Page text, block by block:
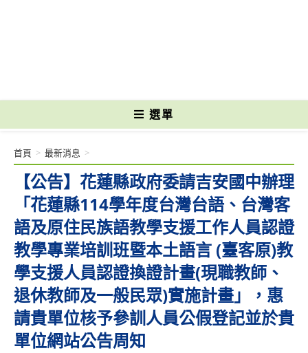
選單
【公告】花蓮縣政府委請吉安國中辦理
「花蓮縣114學年度台灣台語、台灣客
語及原住民族語教學支援工作人員認證
教學專業培訓班暨本土語言 (臺客原)教
學支援人員認證換證計畫(現職教師、
退休教師及一般民眾)實施計畫」，惠
請貴單位核予參訓人員公假登記並於貴
單位網站公告周知
首頁 > 最新消息 >